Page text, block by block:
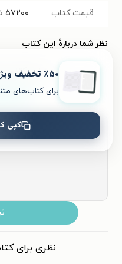
قیمت کتاب ۵۷۲۰۰
نظر شما دربارهٔ این کتاب
به این کتاب
نظری برای
٪۵۰ تخفیف ویژۀ اولین خرید
برای کتاب‌های
کپی